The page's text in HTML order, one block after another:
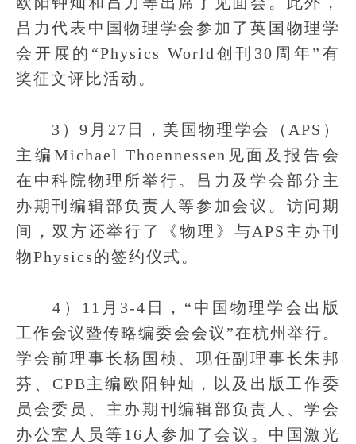
吕力代表中国物理学会参加了英国物理学
会开展的“Physics World创刊30周年”有
奖征文评比活动。
3）9月27日，美国物理学会（APS）
主编Michael Thoennessen见面及报告会
在中科院物理所举行。吕力及学会部分主
办期刊编辑部负责人等参加会议。访问期
间，双方还举行了《物理》与APS主办刊
物Physics的签约仪式。
4）11月3-4日，“中国物理学会出版
工作会议暨传略编委会会议”在杭州举行。
学会前理事长杨国桢、现任副理事长朱邦
芬、CPB主编欧阳钟灿，以及出版工作委
员会委员、主办期刊编辑部负责人、学会
办公室人员等16人参加了会议。中国激光